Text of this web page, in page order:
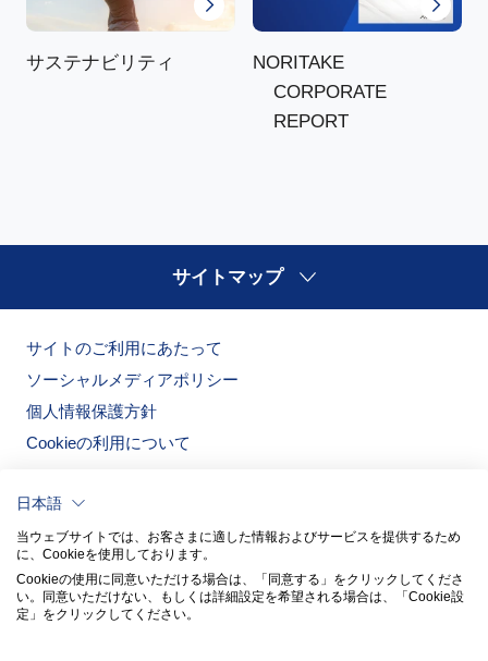
サステナビリティ
NORITAKE
CORPORATE
REPORT
サイトマップ
サイトのご利用にあたって
ソーシャルメディアポリシー
個人情報保護方針
Cookieの利用について
日本語
当ウェブサイトでは、お客さまに適した情報およびサービスを提供するため
に、Cookieを使用しております。
Cookieの使用に同意いただける場合は、「同意する」をクリックしてくださ
い。​同意いただけない、もしくは詳細設定を希望される場合は、「Cookie設
定」をクリックしてください。​